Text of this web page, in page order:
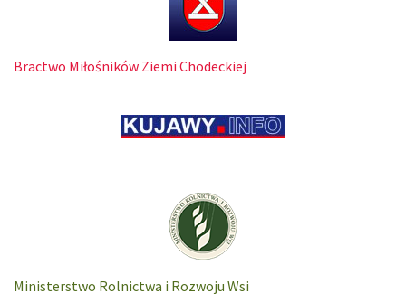
Bractwo Miłośników Ziemi Chodeckiej
Ministerstwo Rolnictwa i Rozwoju Wsi